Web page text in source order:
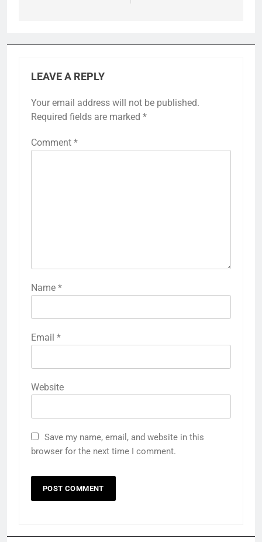
LEAVE A REPLY
Your email address will not be published.
Required fields are marked *
Comment *
Name *
Email *
Website
Save my name, email, and website in this
browser for the next time I comment.